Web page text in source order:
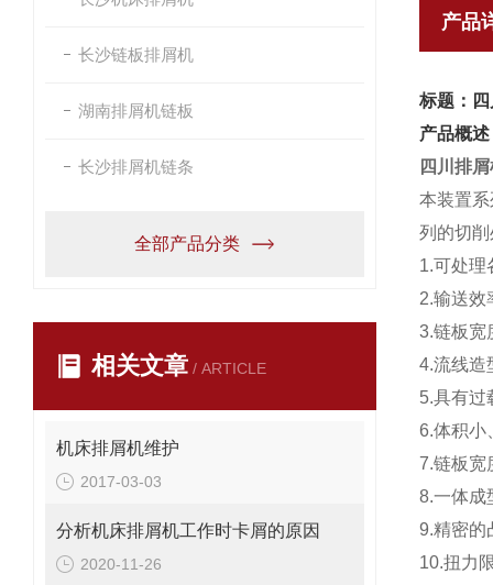
长沙链板排屑机
湖南排屑机链板
长沙排屑机链条
全部产品分类
相关文章 / ARTICLE
机床排屑机维护
2017-03-03
分析机床排屑机工作时卡屑的原因
2020-11-26
产品
标题：
产品概述
四川排
本装置
列的切
1.可处理
2.输送效
3.链板宽
4.流线造
5.具有
6.体积小
7.链板宽
8.一体成
9.精密的
10.扭力